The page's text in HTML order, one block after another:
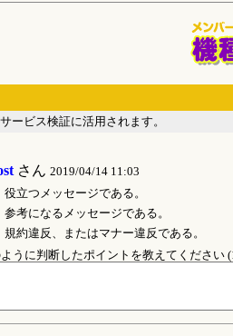
ービス検証に活用されます。
さん 2019/04/14 11:03
役立つメッセージである。
参考になるメッセージである。
規約違反、またはマナー違反である。
うに判断したポイントを教えてください